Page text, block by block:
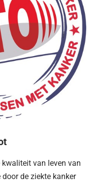
kwaliteit van leven van
de ziekte kanker